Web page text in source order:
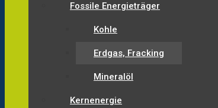
Fossile Energieträger
Kohle
Erdgas, Fracking
Mineralöl
Kernenergie